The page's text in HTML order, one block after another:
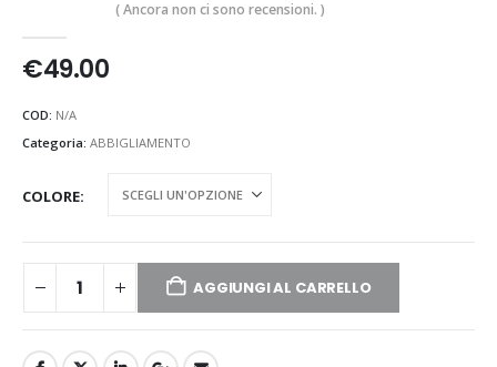
( Ancora non ci sono recensioni. )
€49.00
COD: N/A
Categoria: ABBIGLIAMENTO
COLORE
AGGIUNGI AL CARRELLO